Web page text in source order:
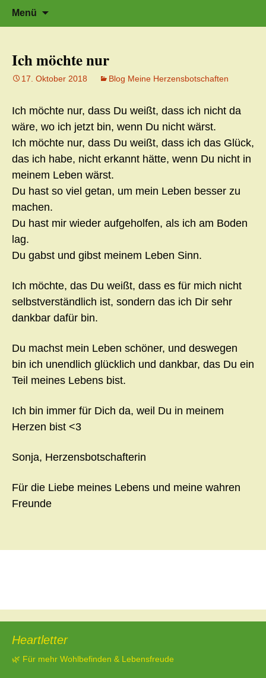
ZumHerzflüstern – Sonja Schwarzmaier –
Herzfluestern.de
Zeit für neue Wege
Menü
nach:
Ich möchte nur
17. Oktober 2018 Blog Meine Herzensbotschaften
Ich möchte nur, dass Du weißt, dass ich nicht da
wäre, wo ich jetzt bin, wenn Du nicht wärst.
Ich möchte nur, dass Du weißt, dass ich das Glück,
das ich habe, nicht erkannt hätte, wenn Du nicht in
meinem Leben wärst.
Du hast so viel getan, um mein Leben besser zu
machen.
Du hast mir wieder aufgeholfen, als ich am Boden
lag.
Du gabst und gibst meinem Leben Sinn.
Ich möchte, das Du weißt, dass es für mich nicht
selbstverständlich ist, sondern das ich Dir sehr
dankbar dafür bin.
Du machst mein Leben schöner, und deswegen
bin ich unendlich glücklich und dankbar, das Du ein
Teil meines Lebens bist.
Ich bin immer für Dich da, weil Du in meinem
Herzen bist <3
Sonja, Herzensbotschafterin
Für die Liebe meines Lebens und meine wahren
Freunde
Heartletter
🌿 Für mehr Wohlbefinden & Lebensfreude